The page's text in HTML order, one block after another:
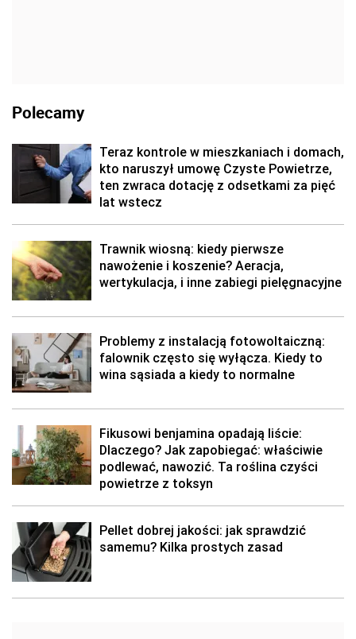
Polecamy
Teraz kontrole w mieszkaniach i domach,
kto naruszył umowę Czyste Powietrze,
ten zwraca dotację z odsetkami za pięć
lat wstecz
Trawnik wiosną: kiedy pierwsze
nawożenie i koszenie? Aeracja,
wertykulacja, i inne zabiegi pielęgnacyjne
Problemy z instalacją fotowoltaiczną:
falownik często się wyłącza. Kiedy to
wina sąsiada a kiedy to normalne
Fikusowi benjamina opadają liście:
Dlaczego? Jak zapobiegać: właściwie
podlewać, nawozić. Ta roślina czyści
powietrze z toksyn
Pellet dobrej jakości: jak sprawdzić
samemu? Kilka prostych zasad